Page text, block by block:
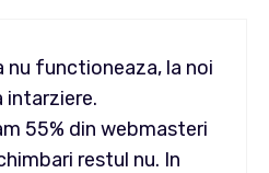
nu functioneaza, la noi
intarziere.
55% din webmasteri
restul nu. In